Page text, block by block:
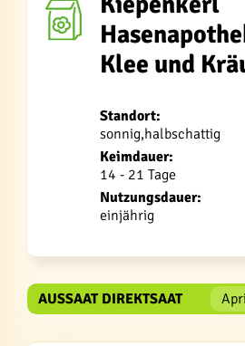
Klee und
Standort:
sonnig,halbschattig
Keimdauer:
14 - 21 Tage
Nutzungsdauer:
einjährig
AUSSAAT DIREKTSAAT